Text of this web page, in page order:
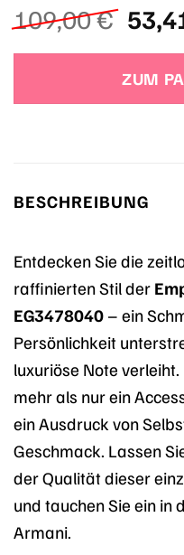
109,00€
Preis
war:
ZUM
BESCHREIBUNG
Entdecken Sie die
raffinierten Stil der
EG3478040 – ein
Persönlichkeit
luxuriöse Note
mehr als nur ein
ein Ausdruck von
Geschmack. Lassen
der Qualität dieser
und tauchen Sie ein in
Armani.